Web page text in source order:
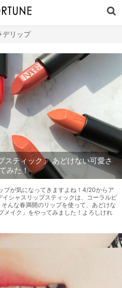
デリップ
スティック」 あどけない可愛さ
みた！
プが気になってきますよね！4/20からア
シャスリップスティックは、コーラルピ
んな春満開のリップを使って、あどけな
メイク」をやってみました！よろしけれ